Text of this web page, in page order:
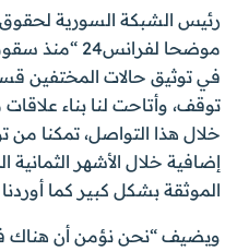
رئيس الشبكة السورية
موضحا
في توثيق حالات المختفين
توقف، وأتاحت لنا بناء
إضافية خلال الأشهر
الموثقة بشكل كبير كما أوردنا
ويضيف “نحن نؤمن أن هناك